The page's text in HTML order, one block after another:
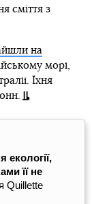
сміття з
на
морі,
Їхня
її не
Quillette